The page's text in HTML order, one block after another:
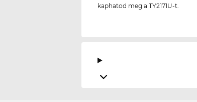
kaphatod meg a TY2171U-t.